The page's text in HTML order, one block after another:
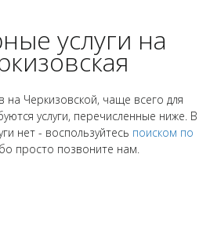
услуги на
на Черкизовской, чаще всего для
услуги, перечисленные ниже. В
нет - воспользуйтесь поиском по
просто позвоните нам.